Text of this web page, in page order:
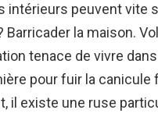
intérieurs peuvent vite
Barricader la maison.
tenace de vivre
pour fuir la
il existe une ruse